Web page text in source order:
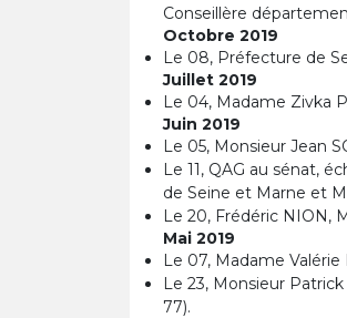
Conseillère
Octobre 2019
Le 08, Préfecture de
Juillet 2019
Le 04, Madame Zivka
Juin 2019
Le 05, Monsieur Jean
Le 11, QAG au sénat,
de Seine et Marne et
Le 20, Frédéric NION,
Mai 2019
Le 07, Madame
Le 23, Monsieur
77).